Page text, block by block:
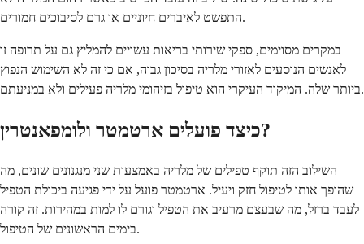
התפשט לאיברים חיוניים או גרם לסיבוכים חמורים.
במקרים מסוימים, ספקי שירותי בריאות עשויים להמליץ גם על תרופה זו
לאנשים הנוסעים לאזורי מלריה בסיכון גבוה, אם כי זה לא השימוש הנפוץ
ביותר שלה. המיקוד העיקרי הוא טיפול בזיהומי מלריה פעילים ולא במניעתם.
כיצד פועלים ארטמטר ולומפאנטרין?
השילוב הזה תוקף טפילים של מלריה באמצעות שני מנגנונים שונים, מה
שהופך אותו לטיפול חזק ויעיל. ארטמטר פועל על ידי פגיעה ביכולת הטפיל
לעבד ברזל, מה שבעצם מרעיב את הטפיל וגורם לו למות במהירות. זה קורה
בימים הראשונים של הטיפול.